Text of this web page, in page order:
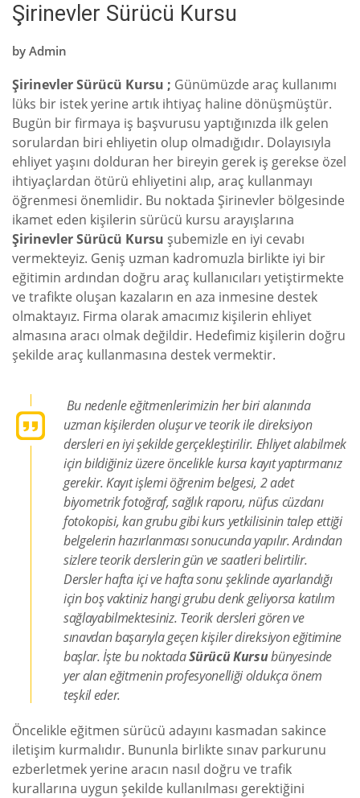
Şirinevler Sürücü Kursu
by Admin
Şirinevler Sürücü Kursu ; Günümüzde araç kullanımı
lüks bir istek yerine artık ihtiyaç haline dönüşmüştür.
Bugün bir firmaya iş başvurusu yaptığınızda ilk gelen
sorulardan biri ehliyetin olup olmadığıdır. Dolayısıyla
ehliyet yaşını dolduran her bireyin gerek iş gerekse özel
ihtiyaçlardan ötürü ehliyetini alıp, araç kullanmayı
öğrenmesi önemlidir. Bu noktada Şirinevler bölgesinde
ikamet eden kişilerin sürücü kursu arayışlarına
Şirinevler Sürücü Kursu şubemizle en iyi cevabı
vermekteyiz. Geniş uzman kadromuzla birlikte iyi bir
eğitimin ardından doğru araç kullanıcıları yetiştirmekte
ve trafikte oluşan kazaların en aza inmesine destek
olmaktayız. Firma olarak amacımız kişilerin ehliyet
almasına aracı olmak değildir. Hedefimiz kişilerin doğru
şekilde araç kullanmasına destek vermektir.
Bu nedenle eğitmenlerimizin her biri alanında
uzman kişilerden oluşur ve teorik ile direksiyon
dersleri en iyi şekilde gerçekleştirilir. Ehliyet alabilmek
için bildiğiniz üzere öncelikle kursa kayıt yaptırmanız
gerekir. Kayıt işlemi öğrenim belgesi, 2 adet
biyometrik fotoğraf, sağlık raporu, nüfus cüzdanı
fotokopisi, kan grubu gibi kurs yetkilisinin talep ettiği
belgelerin hazırlanması sonucunda yapılır. Ardından
sizlere teorik derslerin gün ve saatleri belirtilir.
Dersler hafta içi ve hafta sonu şeklinde ayarlandığı
için boş vaktiniz hangi grubu denk geliyorsa katılım
sağlayabilmektesiniz. Teorik dersleri gören ve
sınavdan başarıyla geçen kişiler direksiyon eğitimine
başlar. İşte bu noktadaSürücü Kursubünyesinde
yer alan eğitmenin profesyonelliği oldukça önem
teşkil eder.
Öncelikle eğitmen sürücü adayını kasmadan sakince
iletişim kurmalıdır. Bununla birlikte sınav parkurunu
ezberletmek yerine aracın nasıl doğru ve trafik
kurallarına uygun şekilde kullanılması gerektiğini